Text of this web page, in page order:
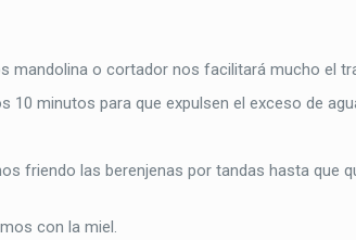
mandolina o cortador nos facilitará mucho el
10 minutos para que expulsen el exceso de
friendo las berenjenas por tandas hasta que
con la miel.